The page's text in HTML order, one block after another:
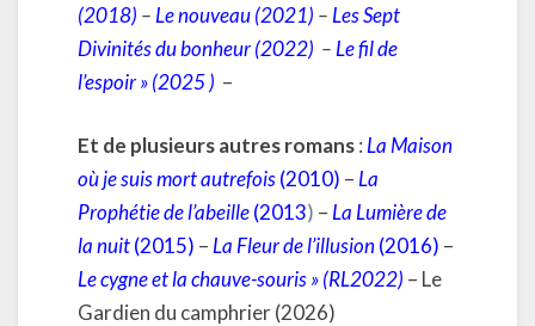
(2018) – Le nouveau(2021) – Les Sept
Divinités du bonheur(2022) – Le fil de
l’espoir » (2025 ) –
Et de plusieurs autres romans: La Maison
où je suis mort autrefois(2010) – La
Prophétie de l’abeille(2013) – La Lumière de
la nuit(2015) – La Fleur de l’illusion(2016) –
Le cygne et la chauve-souris »(RL2022) – Le
Gardien du camphrier (2026)